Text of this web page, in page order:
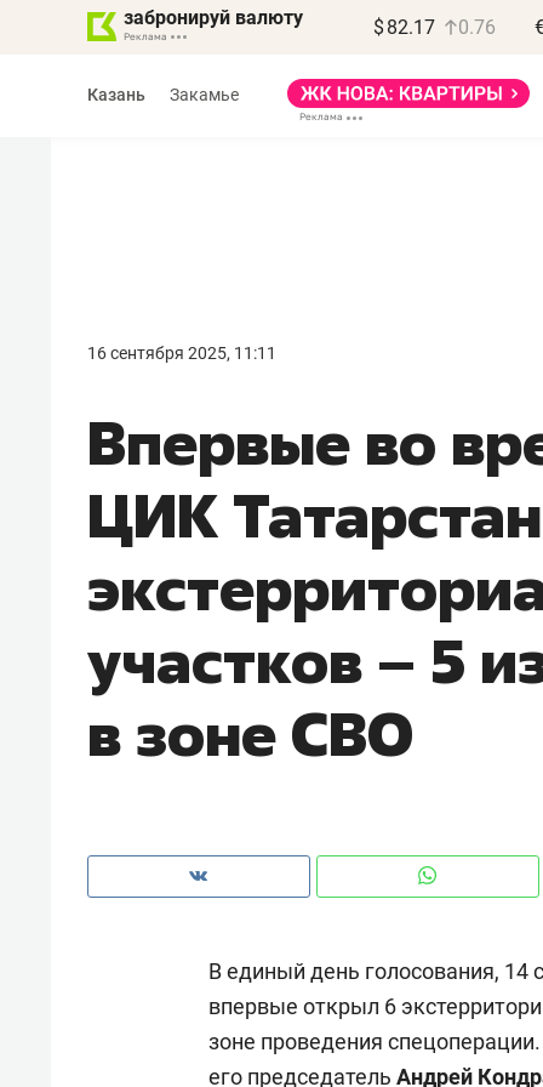
забронируй валюту $ 82.17 0.76
Казань Закамье
16 сентября 2025, 11:11
Впервые во
ЦИК
участков – 5
в зоне СВО
В единый день голосования, 14
впервые открыл 6
зоне проведения
его председатель Андрей
правил, бизнес может
потерять минимум
полгода»
Как бизнесу выйти на зарубежные
чем интересен Оман?
Рекомендуем
Как ГК «МИР ГРУПП» и ВТБ
создают оазис жилого
комфорта под Казанью
150
ID